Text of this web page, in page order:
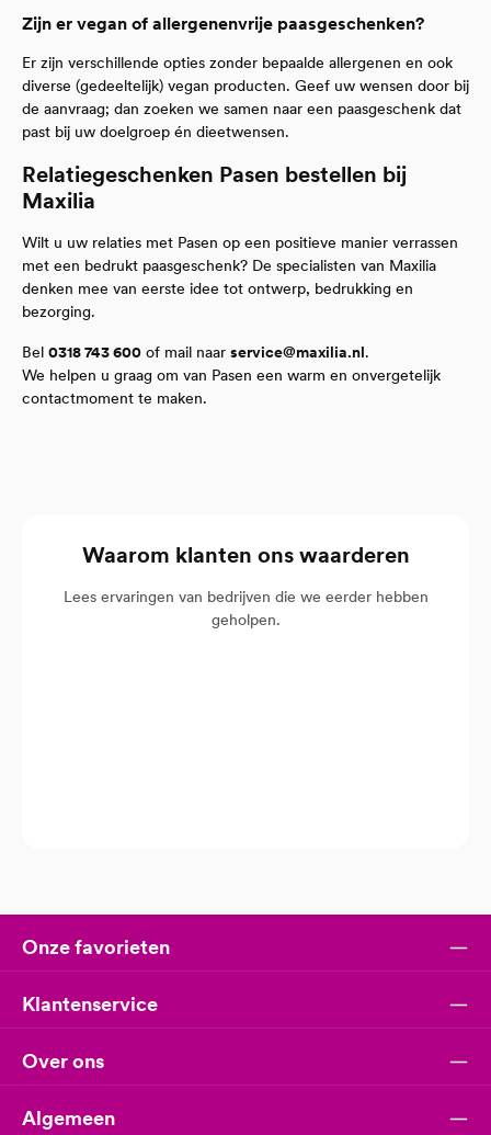
Zijn er vegan of allergenenvrije paasgeschenken?
Er zijn verschillende opties zonder bepaalde allergenen en ook
diverse (gedeeltelijk) vegan producten. Geef uw wensen door bij
de aanvraag; dan zoeken we samen naar een paasgeschenk dat
past bij uw doelgroep én dieetwensen.
Relatiegeschenken Pasen bestellen bij
Maxilia
Wilt u uw relaties met Pasen op een positieve manier verrassen
met een bedrukt paasgeschenk? De specialisten van Maxilia
denken mee van eerste idee tot ontwerp, bedrukking en
bezorging.
Bel 0318 743 600 of mail naar service@maxilia.nl.
We helpen u graag om van Pasen een warm en onvergetelijk
contactmoment te maken.
Waarom klanten ons waarderen
Lees ervaringen van bedrijven die we eerder hebben
geholpen.
Onze favorieten
Klantenservice
Over ons
Algemeen